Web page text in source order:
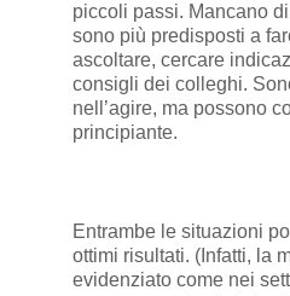
piccoli passi. Mancano
sono più predisposti a
ascoltare, cercare
consigli dei colleghi.
nell’agire, ma possono
principiante.
Entrambe le situazioni
ottimi risultati. (Infatti, la
evidenziato come nei